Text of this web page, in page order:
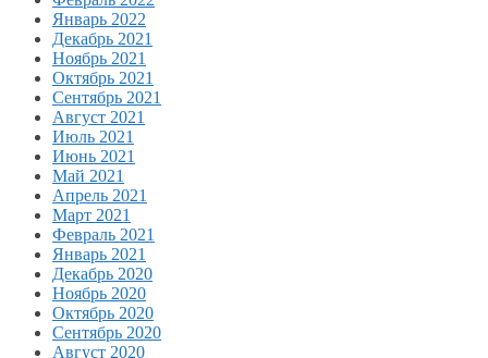
Январь 2022
Декабрь 2021
Ноябрь 2021
Октябрь 2021
Сентябрь 2021
Август 2021
Июль 2021
Июнь 2021
Май 2021
Апрель 2021
Март 2021
Февраль 2021
Январь 2021
Декабрь 2020
Ноябрь 2020
Октябрь 2020
Сентябрь 2020
Август 2020